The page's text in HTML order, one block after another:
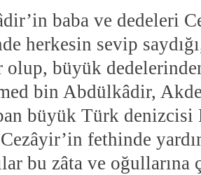
baba ve dedeleri
herkesin sevip
olup, büyük
bin Abdülkâdir,
büyük Türk denizcisi
Cezâyir’in fethinde
bu zâta ve oğullarına